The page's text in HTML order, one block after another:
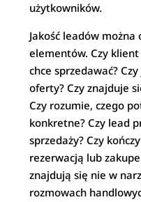
użytkowników.
Jakość leadów
elementów. Czy
chce sprzedawać?
oferty? Czy znajduje
Czy rozumie, czego
konkretne? Czy lead
sprzedaży? Czy
rezerwacją lub
znajdują się nie w
rozmowach